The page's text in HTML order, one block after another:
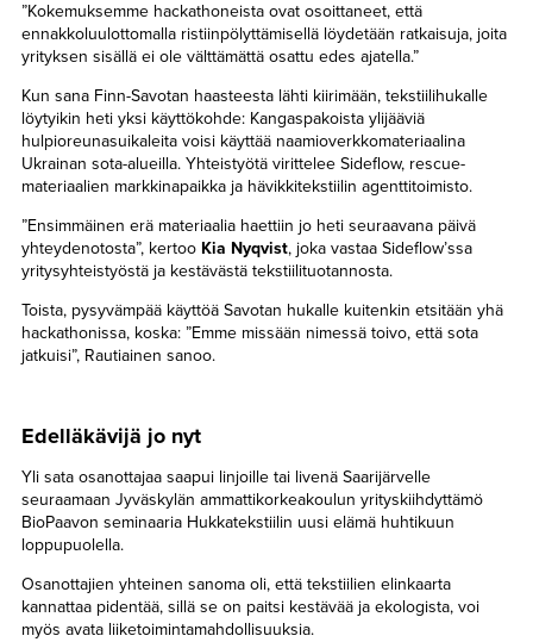
”Kokemuksemme hackathoneista ovat osoittaneet, että
ennakkoluulottomalla ristiinpölyttämisellä löydetään ratkaisuja, joita
yrityksen sisällä ei ole välttämättä osattu edes ajatella.”
Kun sana Finn-Savotan haasteesta lähti kiirimään, tekstiilihukalle
löytyikin heti yksi käyttökohde: Kangaspakoista ylijääviä
hulpioreunasuikaleita voisi käyttää naamioverkkomateriaalina
Ukrainan sota-alueilla. Yhteistyötä virittelee Sideflow, rescue-
materiaalien markkinapaikka ja hävikkitekstiilin agenttitoimisto.
”Ensimmäinen erä materiaalia haettiin jo heti seuraavana päivä
yhteydenotosta”, kertoo Kia Nyqvist, joka vastaa Sideflow’ssa
yritysyhteistyöstä ja kestävästä tekstiilituotannosta.
Toista, pysyvämpää käyttöä Savotan hukalle kuitenkin etsitään yhä
hackathonissa, koska: ”Emme missään nimessä toivo, että sota
jatkuisi”, Rautiainen sanoo.
Edelläkävijä jo nyt
Yli sata osanottajaa saapui linjoille tai livenä Saarijärvelle
seuraamaan Jyväskylän ammattikorkeakoulun yrityskiihdyttämö
BioPaavon seminaaria Hukkatekstiilin uusi elämä huhtikuun
loppupuolella.
Osanottajien yhteinen sanoma oli, että tekstiilien elinkaarta
kannattaa pidentää, sillä se on paitsi kestävää ja ekologista, voi
myös avata liiketoimintamahdollisuuksia.